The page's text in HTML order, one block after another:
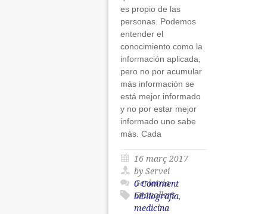
es propio de las
personas. Podemos
entender el
conocimiento como la
información aplicada,
pero no por acumular
más información se
está mejor informado
y no por estar mejor
informado uno sabe
más. Cada
16 març 2017
by Servei
Geriatria
Granollers
0 Comment
bibliografia,
medicina